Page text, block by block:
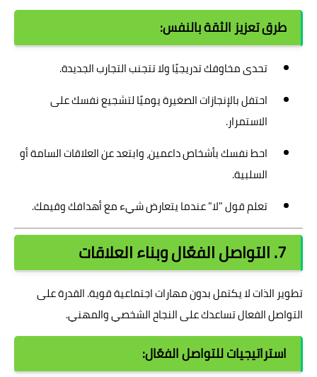
طرق تعزيز الثقة بالنفس:
تحدى مخاوفك تدريجيًا ولا تتجنب التجارب الجديدة.
احتفل بالإنجازات الصغيرة يوميًا لتشجيع نفسك على
الاستمرار.
احط نفسك بأشخاص داعمين، وابتعد عن العلاقات السامة أو
السلبية.
تعلم قول "لا" عندما يتعارض شيء مع أهدافك وقيمك.
7. التواصل الفعّال وبناء العلاقات
تطوير الذات لا يكتمل بدون مهارات اجتماعية قوية. القدرة على
التواصل الفعال تساعدك على النجاح الشخصي والمهني.
استراتيجيات للتواصل الفعّال: